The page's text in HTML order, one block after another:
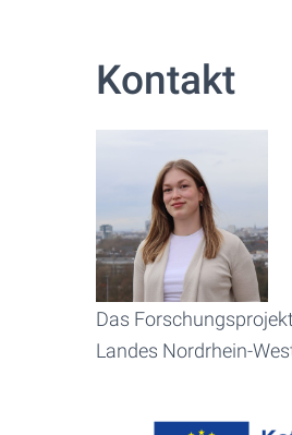
Kontakt
Das
Landes Nordrhein-